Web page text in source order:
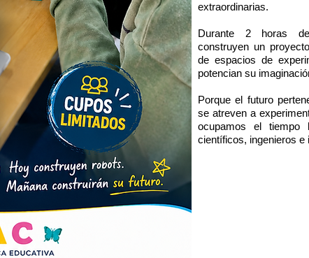
extraordinarias.
Durante 2 horas
construyen un
de espacios de
potencian su
Porque el futuro
se atreven a
ocupamos el tiempo
científicos, ingenieros e